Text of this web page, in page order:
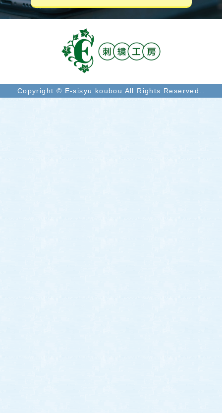
Copyright © E-sisyu koubou All Rights Reserved..